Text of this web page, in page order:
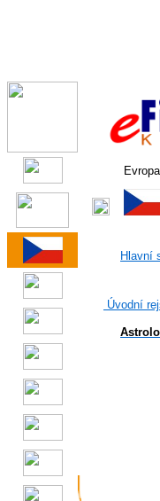
Evropa
Hlavní
Úvodní